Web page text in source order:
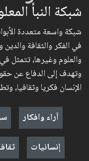
شبكة النبأ
شبكة واسعة متعددة
في الفكر والثقافة
والعلوم وغيرها، تتمثل
وتهدف إلى الدفاع عن
الإنسان فكريا وثقافيا،
آراء وافكار
إنسانيات